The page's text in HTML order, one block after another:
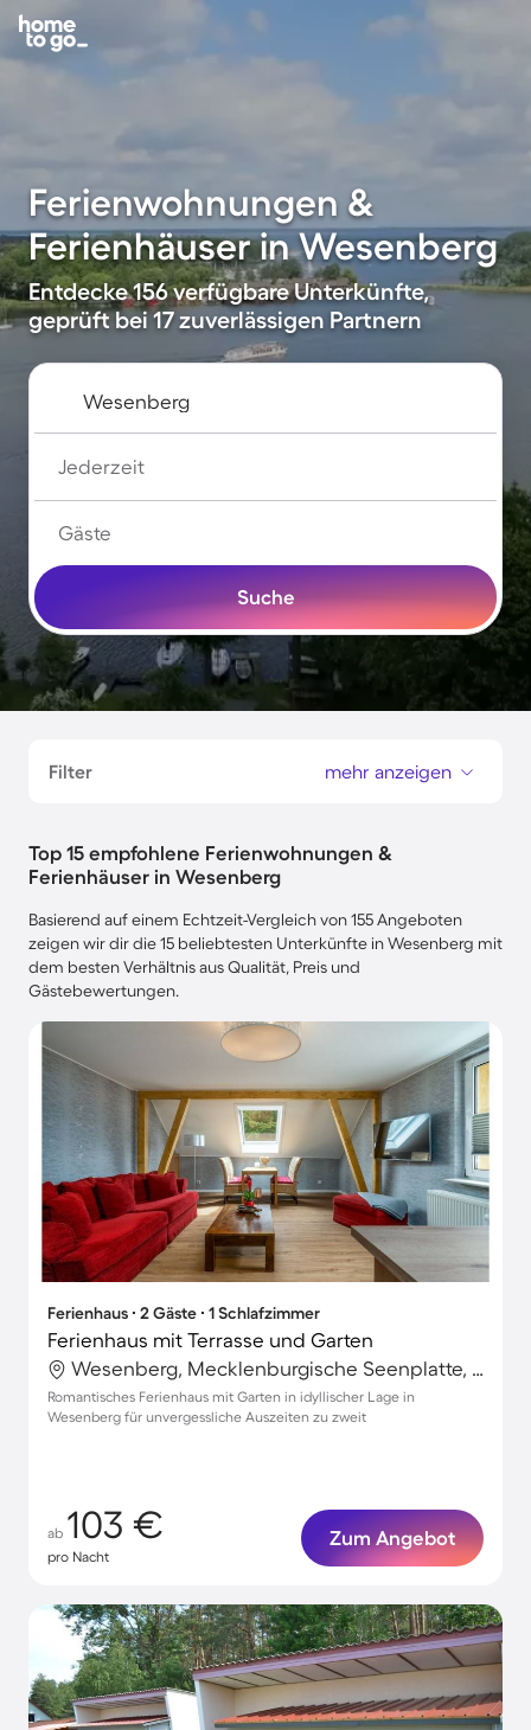
Ferienwohnungen &
Ferienhäuser in Wesenberg
Entdecke 156 verfügbare Unterkünfte,
geprüft bei 17 zuverlässigen Partnern
Jederzeit
Gäste
Suche
Filter mehr anzeigen
Top 15 empfohlene Ferienwohnungen &
Ferienhäuser in Wesenberg
Basierend auf einem Echtzeit-Vergleich von 155 Angeboten
zeigen wir dir die 15 beliebtesten Unterkünfte in Wesenberg mit
dem besten Verhältnis aus Qualität, Preis und
Gästebewertungen.
Ferienhaus ∙ 2 Gäste ∙ 1 Schlafzimmer
Ferienhaus mit Terrasse und Garten
Wesenberg, Mecklenburgische Seenplatte, Deutschland
Romantisches Ferienhaus mit Garten in idyllischer Lage in
Wesenberg für unvergessliche Auszeiten zu zweit
ab 103 €
pro Nacht
Zum Angebot